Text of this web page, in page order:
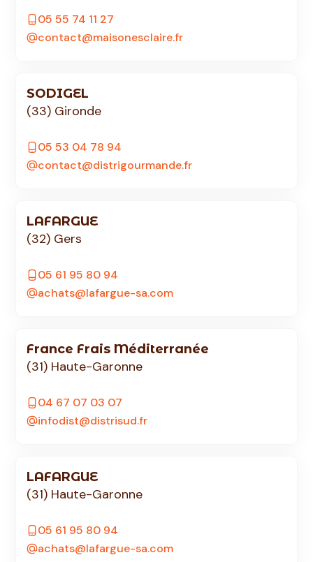
05 55 74 11 27
contact@maisonesclaire.fr
SODIGEL
(33) Gironde
05 53 04 78 94
contact@distrigourmande.fr
LAFARGUE
(32) Gers
05 61 95 80 94
achats@lafargue-sa.com
France Frais Méditerranée
(31) Haute-Garonne
04 67 07 03 07
infodist@distrisud.fr
LAFARGUE
(31) Haute-Garonne
05 61 95 80 94
achats@lafargue-sa.com